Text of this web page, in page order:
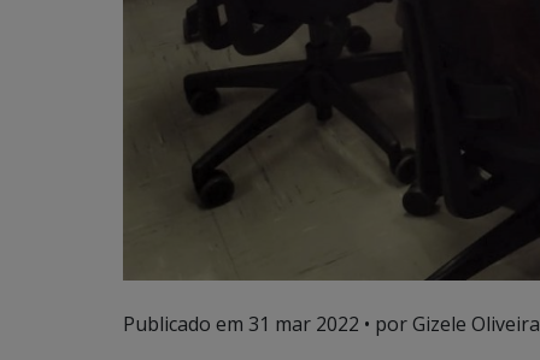
Publicado em 31 mar 2022 • por Gizele Oliveira